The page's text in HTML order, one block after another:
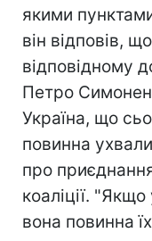
якими
він відповів,
відповідному
Петро
Україна, що
повинна
про
коаліції.
вона повинна